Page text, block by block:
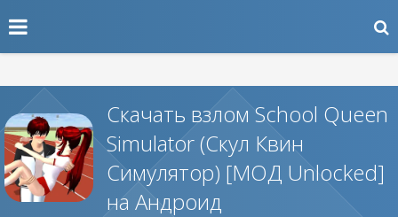
Скачать взлом School Queen
Simulator (Скул Квин
Симулятор) [МОД Unlocked]
на Андроид